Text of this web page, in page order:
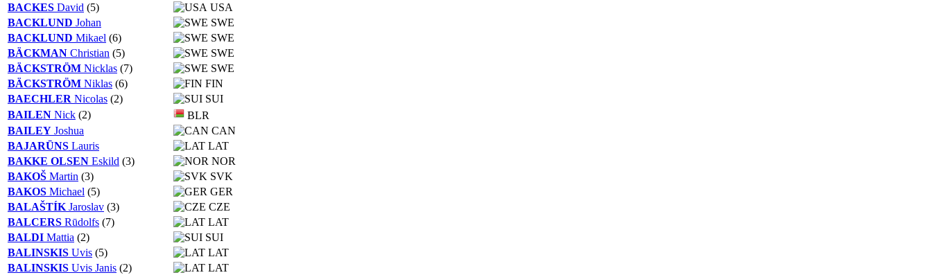
BACKES David (5)
USA
BACKLUND Johan
SWE
BACKLUND Mikael (6)
SWE
BÄCKMAN Christian (5)
SWE
BÄCKSTRÖM Nicklas (7)
SWE
BÄCKSTRÖM Niklas (6)
FIN
BAECHLER Nicolas (2)
SUI
BAILEN Nick (2)
BLR
BAILEY Joshua
CAN
BAJARŪNS Lauris
LAT
BAKKE OLSEN Eskild (3)
NOR
BAKOŠ Martin (3)
SVK
BAKOS Michael (5)
GER
BALAŠTÍK Jaroslav (3)
CZE
BALCERS Rūdolfs (7)
LAT
BALDI Mattia (2)
SUI
BALINSKIS Uvis (5)
LAT
BALINSKIS Uvis Janis (2)
LAT